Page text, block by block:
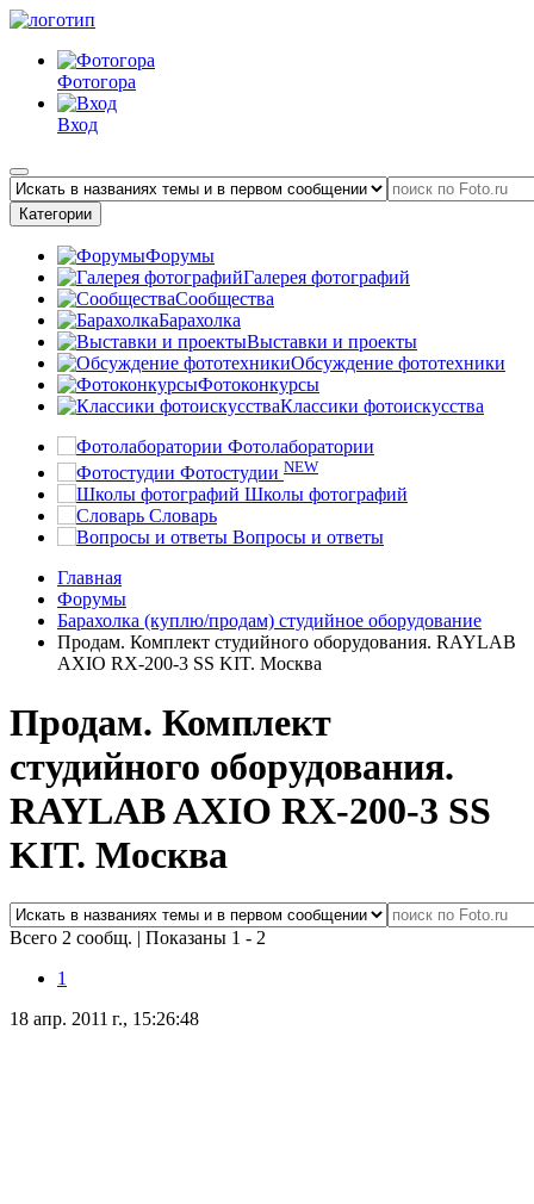
Фотогора
Вход
Категории
Форумы
Галерея фотографий
Сообщества
Барахолка
Выставки и проекты
Обсуждение фототехники
Фотоконкурсы
Классики фотоискусства
Фотолаборатории
Фотостудии NEW
Школы фотографий
Словарь
Вопросы и ответы
Главная
Форумы
Барахолка (куплю/продам) студийное оборудование
Продам. Комплект студийного оборудования. RAYLAB
AXIO RX-200-3 SS KIT. Москва
Продам. Комплект
студийного оборудования.
RAYLAB AXIO RX-200-3 SS
KIT. Москва
Всего 2 сообщ. | Показаны 1 - 2
1
18 апр. 2011 г., 15:26:48